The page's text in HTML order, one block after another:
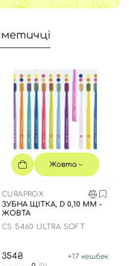
Жовта
CURAPROX
ЗУБНА ЩІТКА, D 0,10 ММ -
ЖОВТА
CS 5460 ULTRA SOFT
354₴ +17 кешбек